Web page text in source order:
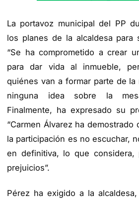
La portavoz municipal del PP
los planes de la alcaldesa para
“Se ha comprometido a crear
para dar vida al inmueble,
quiénes van a formar parte de la
ninguna idea sobre la
Finalmente, ha expresado su
“Carmen Álvarez ha
la participación es no escuchar,
en definitiva, lo que
prejuicios”.
Pérez ha exigido a la